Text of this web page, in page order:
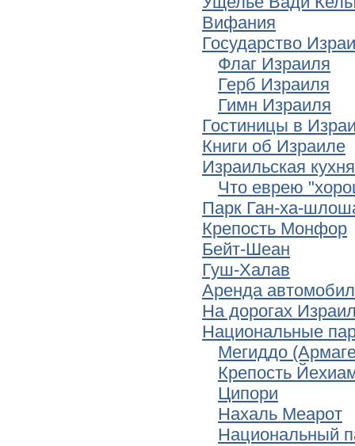
Вифания
Государство
Флаг Израиля
Герб Израиля
Гимн Израиля
Гостиницы в
Книги об Израиле
Израильская кухня
Что еврею
Парк Ган-ха-
Крепость Монфор
Бейт-Шеан
Гуш-Халав
Аренда
На дорогах
Национальные
Мегиддо
Крепость
Ципори
Нахаль Меарот
Национальный